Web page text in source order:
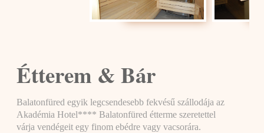
Étterem & Bár
Balatonfüred egyik legcsendesebb fekvésű szállodája az
Akadémia Hotel**** Balatonfüred étterme szeretettel
várja vendégeit egy finom ebédre vagy vacsorára.